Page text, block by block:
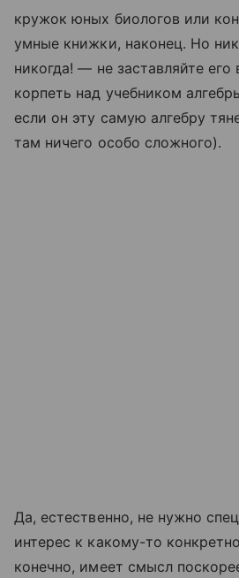
кружок юных биологов или
умные книжки, наконец. Но
никогда! — не заставляйте его
корпеть над учебником
если он эту самую алгебру
там ничего особо сложного).
Да, естественно, не нужно
интерес к какому-то
конечно, имеет смысл